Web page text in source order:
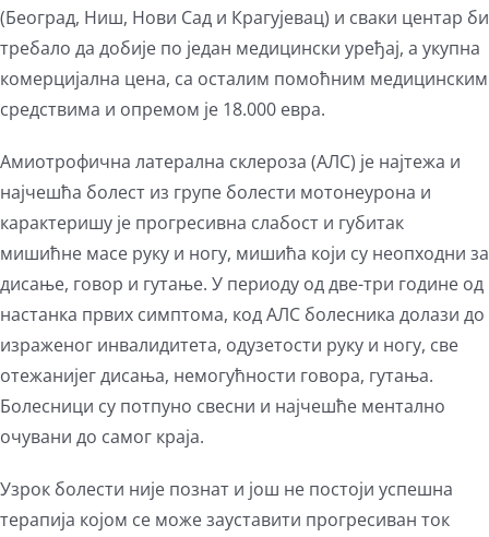
(Београд, Ниш, Нови Сад и Крагујевац) и сваки центар би
требало да добије по један медицински уређај, а укупна
комерцијална цена, са осталим помоћним медицинским
средствима и опремом је 18.000 евра.
Амиотрофична латерална склероза (АЛС) је најтежа и
најчешћа болест из групе болести мотонеурона и
карактеришу је прогресивна слабост и губитак
мишићне масе руку и ногу, мишића који су неопходни за
дисање, говор и гутање. У периоду од две-три године од
настанка првих симптома, код АЛС болесника долази до
израженог инвалидитета, одузетости руку и ногу, све
отежанијег дисања, немогућности говора, гутања.
Болесници су потпуно свесни и најчешће ментално
очувани до самог краја.
Узрок болести није познат и још не постоји успешна
терапија којом се може зауставити прогресиван ток